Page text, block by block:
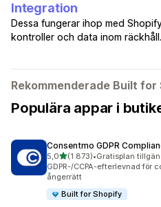
Integration
Dessa fungerar ihop med
kontroller och data inom räckhåll.
Rekommenderade Built
Populära appar i
Consentmo GDPR
5,0av 5 stjärnor
(1 873)
1873 recensioner totalt
•Gratisplan
GDPR-/CCPA-efterlevnad för
ångerrätt
Built for Shopify